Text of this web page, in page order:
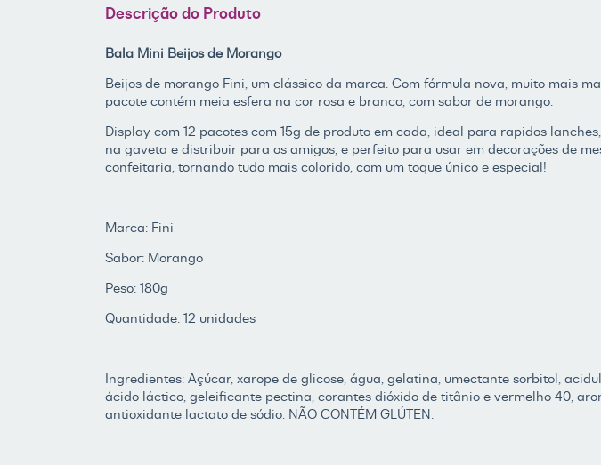
Descrição do Produto
Bala Mini Beijos de Morango
Beijos de morango Fini, um clássico da marca. Com fórmula nova, muito mais
pacote contém meia esfera na cor rosa e branco, com sabor de morango.
Display com 12 pacotes com 15g de produto em cada, ideal para rapidos
na gaveta e distribuir para os amigos, e perfeito para usar em decorações de
confeitaria, tornando tudo mais colorido, com um toque único e especial!
Marca: Fini
Sabor: Morango
Peso: 180g
Quantidade: 12 unidades
Ingredientes: Açúcar, xarope de glicose, água, gelatina, umectante sorbitol,
ácido láctico, geleificante pectina, corantes dióxido de titânio e vermelho 40,
antioxidante lactato de sódio. NÃO CONTÉM GLÚTEN.